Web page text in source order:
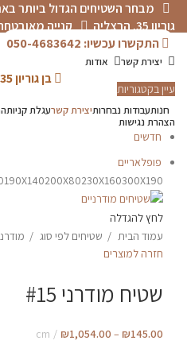
מבחר השטיחים הגדול ביותר
גוריון 35, הרצליה
קנייה
התקשרו עכשיו: 050-4683642
יצירת קשר אודות
בן גוריון 35, הרצליה
עיין בקטגוריות
חנותעבודות נבחרותיצירת קשרעגלת קניות
הצהרת נגישות
חדשים
פופלאריים
190X140200X80230X160300X190
לחץ להגדלה
עמוד הבית
שטיחים לפי סוג
חזרה למוצרים
שטיח מודרני #15
₪145.00
–
₪1,054.00
cm